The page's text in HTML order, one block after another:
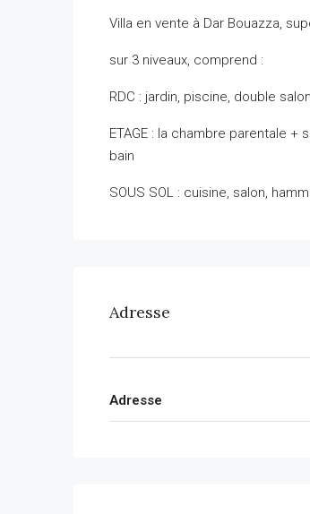
Villa en vente à Dar Bouazza,
sur 3 niveaux, comprend :
RDC : jardin, piscine, double
ETAGE : la chambre parentale
bain
SOUS SOL : cuisine, salon,
Adresse
Adresse